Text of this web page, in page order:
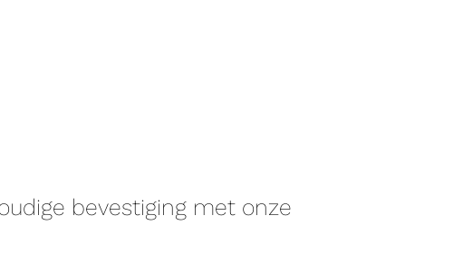
bevestiging met onze